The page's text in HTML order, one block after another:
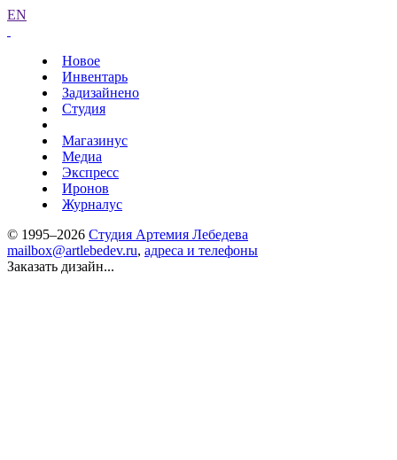
EN
Новое
Инвентарь
Задизайнено
Студия
Магазинус
Медиа
Экспресс
Иронов
Журналус
© 1995–2026 Студия Артемия Лебедева
mailbox@artlebedev.ru, адреса и телефоны
Заказать дизайн...